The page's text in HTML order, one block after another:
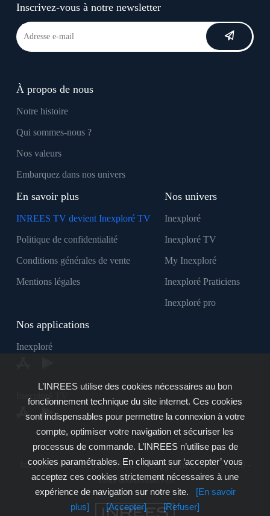
Inscrivez-vous à notre newsletter
À propos de nous
Notre histoire
Qui sommes-nous ?
Nos valeurs
Embarquez dans nos univers
En savoir plus
INREES TV devient Inexploré TV
Politique de confidentialité
Conditions générales de vente
Mentions légales
Nos univers
Inexploré
Inexploré TV
My Inexploré
Inexploré Praticiens
Inexploré pro
Nos applications
Inexploré
Inexploré TV
Inexploré est édité par INREES - Copyright © 2007 - 2026 -
Tous droits réservés
L’INREES utilise des cookies nécessaires au bon
fonctionnement technique du site internet. Ces cookies
sont indispensables pour permettre la connexion à votre
compte, optimiser votre navigation et sécuriser les
processus de commande. L’INREES n’utilise pas de
cookies paramétrables. En cliquant sur ‘accepter’ vous
acceptez ces cookies strictement nécessaires à une
expérience de navigation sur notre site.
[En savoir
plus]
[Accepter] [Refuser]